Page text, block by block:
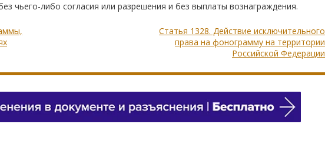
чьего-либо согласия или разрешения и без выплаты вознаграждения.
Статья 1328. Действие исключительного
права на фонограмму на территории
Российской Федерации